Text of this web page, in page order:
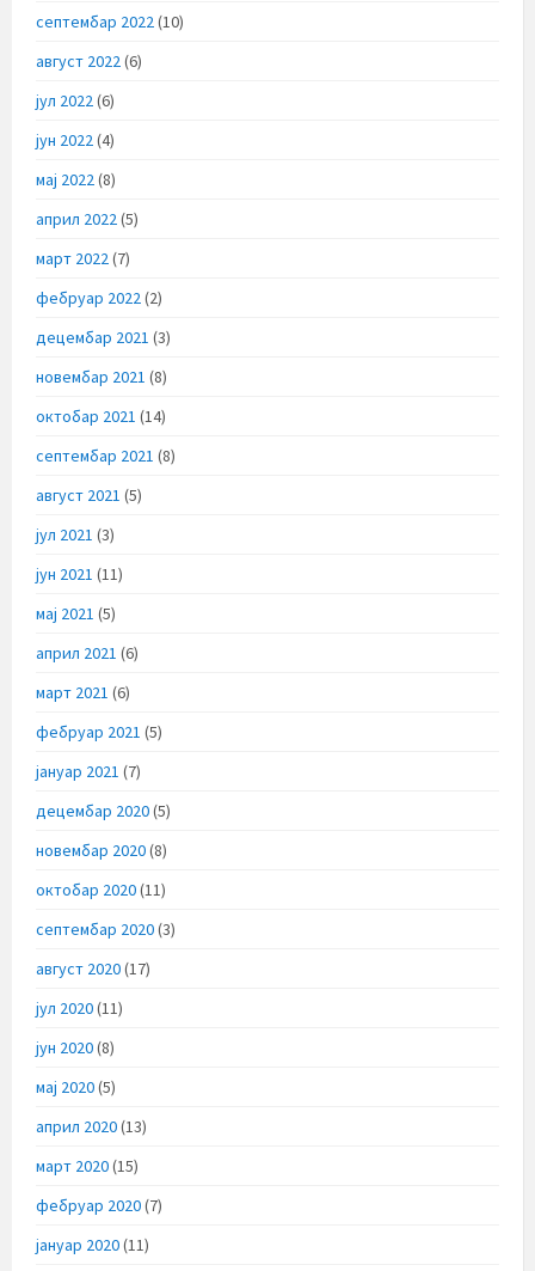
септембар 2022(10)
август 2022(6)
јул 2022(6)
јун 2022(4)
мај 2022(8)
април 2022(5)
март 2022(7)
фебруар 2022(2)
децембар 2021 (3)
новембар 2021 (8)
октобар 2021 (14)
септембар 2021 (8)
август 2021 (5)
јул 2021 (3)
јун 2021 (11)
мај 2021 (5)
април 2021 (6)
март 2021 (6)
фебруар 2021 (5)
јануар 2021 (7)
децембар 2020(5)
новембар 2020(8)
октобар 2020(11)
септембар 2020(3)
август 2020(17)
јул 2020(11)
јун 2020(8)
мај 2020(5)
април 2020(13)
март 2020(15)
фебруар 2020(7)
јануар 2020(11)